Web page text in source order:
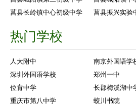
莒县长岭镇中心初级中学
莒县振兴实验
热门学校
人大附中 南京外国语学
深圳外国语学校
郑州一中
位育中学
长郡梅溪湖中
重庆市第八中学
蛟川书院